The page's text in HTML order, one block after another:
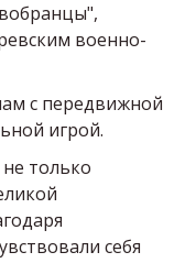
военно-
с передвижной
игрой.
только
себя